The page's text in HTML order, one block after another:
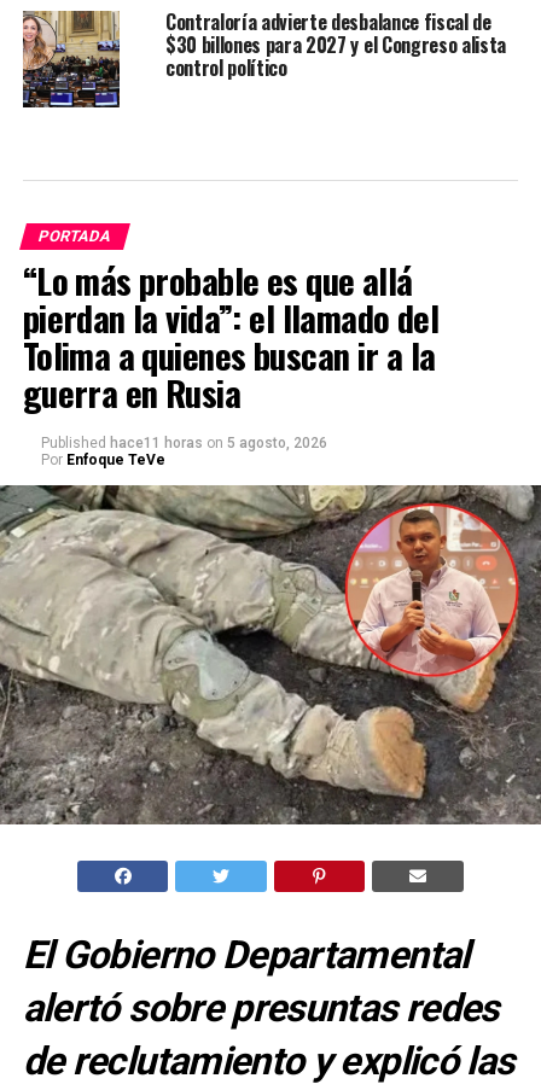
Contraloría advierte desbalance fiscal de
$30 billones para 2027 y el Congreso alista
control político
PORTADA
“Lo más probable es que allá
pierdan la vida”: el llamado del
Tolima a quienes buscan ir a la
guerra en Rusia
Published hace11 horas on 5 agosto, 2026
Por Enfoque TeVe
El Gobierno Departamental
alertó sobre presuntas redes
de reclutamiento y explicó las